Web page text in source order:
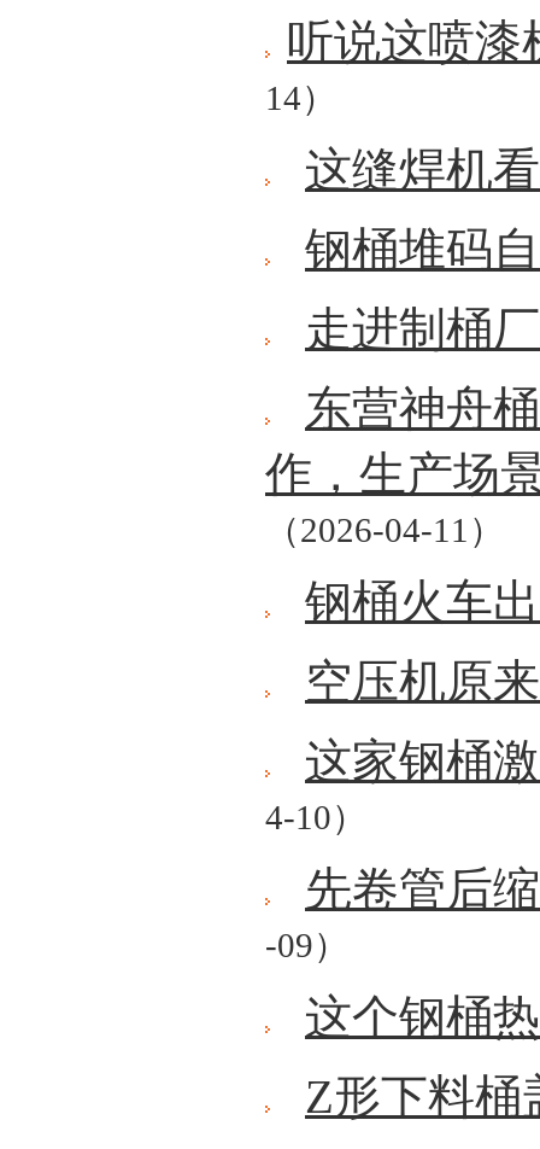
听说这喷漆
14）
这缝焊机
钢桶堆码
走进制桶
东营神舟
作，生产场
（2026-04-11）
钢桶火车
空压机原
这家钢桶
4-10）
先卷管后
-09）
这个钢桶
Z形下料桶